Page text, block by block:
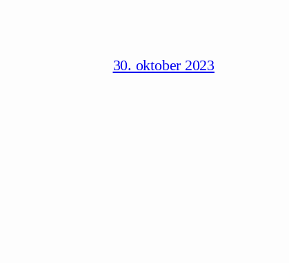
30. oktober 2023